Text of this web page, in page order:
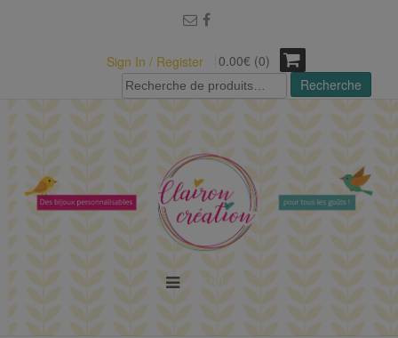
Sign In / Register
0.00€ (0)
Recherche
pour :
Recherche